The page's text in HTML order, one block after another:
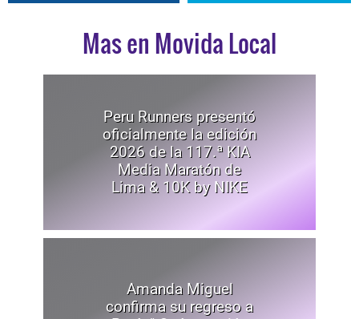
Mas en Movida Local
Peru Runners presentó
oficialmente la edición
2026 de la 117.ª KIA
Media Maratón de
Lima & 10K by NIKE
Amanda Miguel
confirma su regreso a